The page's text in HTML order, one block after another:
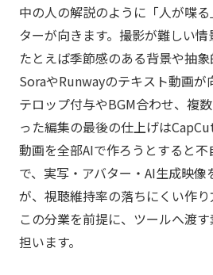
中の人の解説のように「人が喋
ターが向きます。撮影が難しい情
たとえば季節感のある背景や抽
SoraやRunwayのテキスト動画が
テロップ付与やBGM合わせ、複
った編集の最後の仕上げは
動画を全部AIで作ろうとすると
で、実写・アバター・AI生成映
が、視聴維持率の落ちにくい作
この分業を前提に、ツールへ渡
担います。